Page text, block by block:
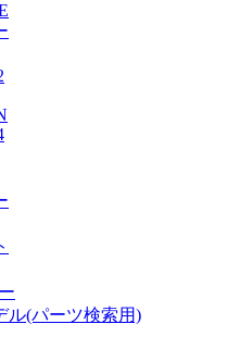
ル(パーツ検索用)